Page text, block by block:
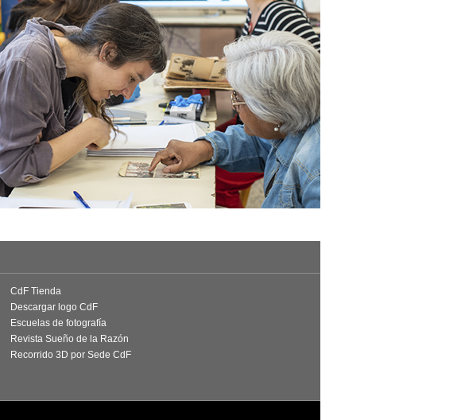
CdF Tienda
Descargar logo CdF
Escuelas de fotografía
Revista Sueño de la Razón
Recorrido 3D por Sede CdF